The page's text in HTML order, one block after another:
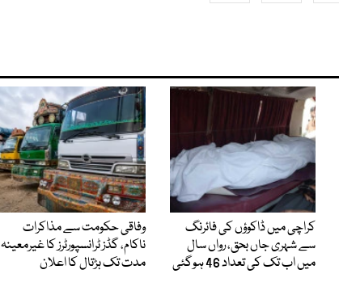
کراچی میں ڈاکوؤں کی فائرنگ
سے شہری جاں بحق، رواں سال
میں اب تک کی تعداد 46 ہوگئی
وفاقی حکومت سے مذاکرات
ناکام، گڈز ٹرانسپورٹرز کا غیرمعینہ
مدت تک ہڑتال کا اعلان